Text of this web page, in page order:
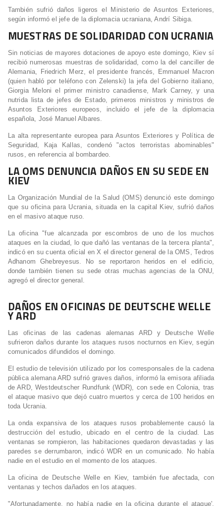
También sufrió daños ligeros el Ministerio de Asuntos Exteriores,
según informó el jefe de la diplomacia ucraniana, Andrí Sibiga.
MUESTRAS DE SOLIDARIDAD CON UCRANIA
Sin noticias de mayores dotaciones de apoyo este domingo, Kiev sí
recibió numerosas muestras de solidaridad, como la del canciller de
Alemania, Friedrich Merz, el presidente francés, Emmanuel Macron
(quien habló por teléfono con Zelenski) la jefa del Gobierno italiano,
Giorgia Meloni el primer ministro canadiense, Mark Carney, y una
nutrida lista de jefes de Estado, primeros ministros y ministros de
Asuntos Exteriores europeos, incluido el jefe de la diplomacia
española, José Manuel Albares.
La alta representante europea para Asuntos Exteriores y Política de
Seguridad, Kaja Kallas, condenó "actos terroristas abominables"
rusos, en referencia al bombardeo.
LA OMS DENUNCIA DAÑOS EN SU SEDE EN
KIEV
La Organización Mundial de la Salud (OMS) denunció este domingo
que su oficina para Ucrania, situada en la capital Kiev, sufrió daños
en el masivo ataque ruso.
La oficina "fue alcanzada por escombros de uno de los muchos
ataques en la ciudad, lo que dañó las ventanas de la tercera planta",
indicó en su cuenta oficial en X el director general de la OMS, Tedros
Adhanom Ghebreyesus. No se reportaron heridos en el edificio,
donde también tienen su sede otras muchas agencias de la ONU,
agregó el director general.
DAÑOS EN OFICINAS DE DEUTSCHE WELLE
Y ARD
Las oficinas de las cadenas alemanas ARD y Deutsche Welle
sufrieron daños durante los ataques rusos nocturnos en Kiev, según
comunicados difundidos el domingo.
El estudio de televisión utilizado por los corresponsales de la cadena
pública alemana ARD sufrió graves daños, informó la emisora ​​afiliada
de ARD, Westdeutscher Rundfunk (WDR), con sede en Colonia, tras
el ataque masivo que dejó cuatro muertos y cerca de 100 heridos en
toda Ucrania.
La onda expansiva de los ataques rusos probablemente causó la
destrucción del estudio, ubicado en el centro de la ciudad. Las
ventanas se rompieron, las habitaciones quedaron devastadas y las
paredes se derrumbaron, indicó WDR en un comunicado. No había
nadie en el estudio en el momento de los ataques.
La oficina de Deutsche Welle en Kiev, también fue afectada, con
ventanas y techos dañados en los ataques.
"Afortunadamente, no había nadie en la oficina durante el ataque',